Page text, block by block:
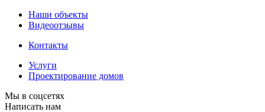
Наши объекты
Видеоотзывы
Контакты
Услуги
Проектирование домов
Мы в соцсетях
Написать нам